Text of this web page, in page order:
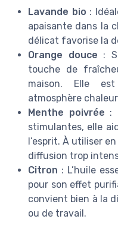
Lavande bio :
apaisante dans la
délicat favorise la
Orange douce :
touche de
maison. Elle
atmosphère
Menthe poivrée :
stimulantes, elle
l’esprit. À utiliser
diffusion trop
Citron : L’huile
pour son effet
convient bien à la
ou de travail.